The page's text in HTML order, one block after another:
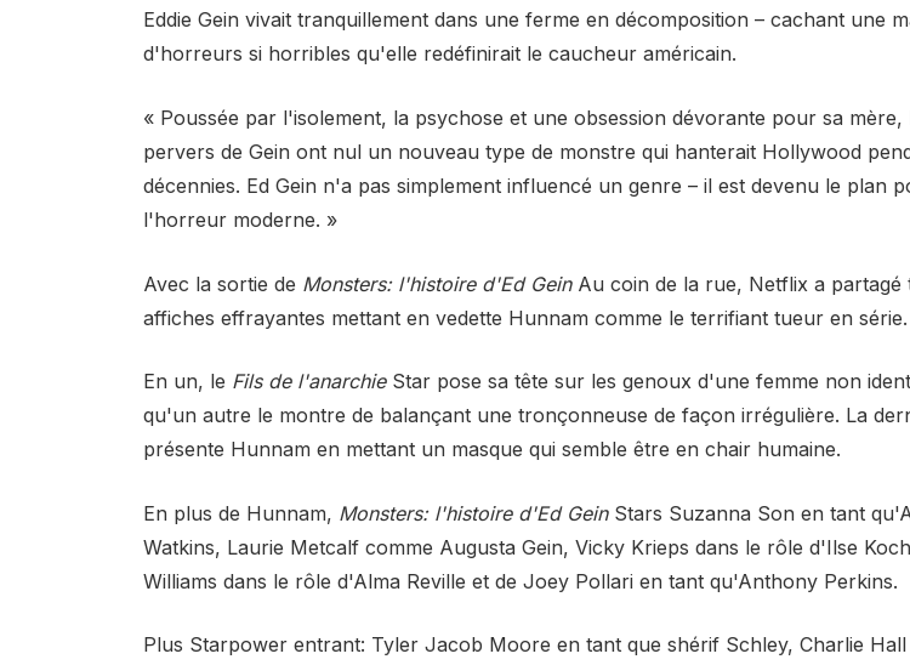
Eddie Gein vivait tranquillement dans une ferme en décomposition – cachant une
d'horreurs si horribles qu'elle redéfinirait le caucheur américain.
« Poussée par l'isolement, la psychose et une obsession dévorante pour sa mère,
pervers de Gein ont nul un nouveau type de monstre qui hanterait Hollywood
décennies. Ed Gein n'a pas simplement influencé un genre – il est devenu le plan
l'horreur moderne. »
Avec la sortie de Monsters: l'histoire d'Ed GeinAu coin de la rue, Netflix a partagé
affiches effrayantes mettant en vedette Hunnam comme le terrifiant tueur en série.
En un, le Fils de l'anarchieStar pose sa tête sur les genoux d'une femme non
qu'un autre le montre de balançant une tronçonneuse de façon irrégulière. La
présente Hunnam en mettant un masque qui semble être en chair humaine.
En plus de Hunnam, Monsters: l'histoire d'Ed Gein Stars Suzanna Son en tant
Watkins, Laurie Metcalf comme Augusta Gein, Vicky Krieps dans le rôle d'Ilse
Williams dans le rôle d'Alma Reville et de Joey Pollari en tant qu'Anthony Perkins.
Plus Starpower entrant: Tyler Jacob Moore en tant que shérif Schley, Charlie